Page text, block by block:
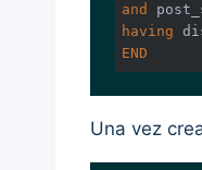
and
having
END
Una vez